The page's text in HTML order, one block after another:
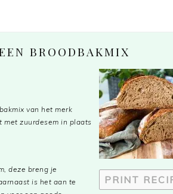
BROODBAKMIX
PRINT
van het merk
met zuurdesem in plaats
deze breng je
is het aan te